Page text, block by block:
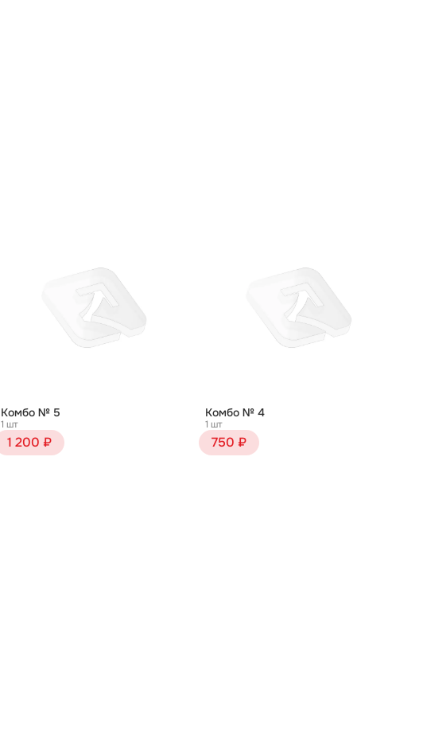
Комбо № 5
1 шт
1 200 ₽
Комбо № 4
1 шт
750 ₽